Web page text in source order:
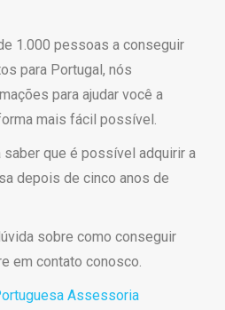
1.000 pessoas a conseguir
para Portugal, nós
para ajudar você a
mais fácil possível.
saber que é possível adquirir a
depois de cinco anos de
sobre como conseguir
em contato conosco.
Assessoria